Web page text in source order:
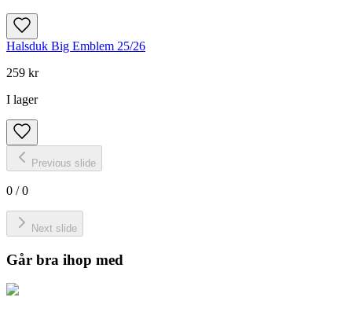
Halsduk Big Emblem 25/26
259 kr
I lager
Previous slide
0 /0
Next slide
Går bra ihop med